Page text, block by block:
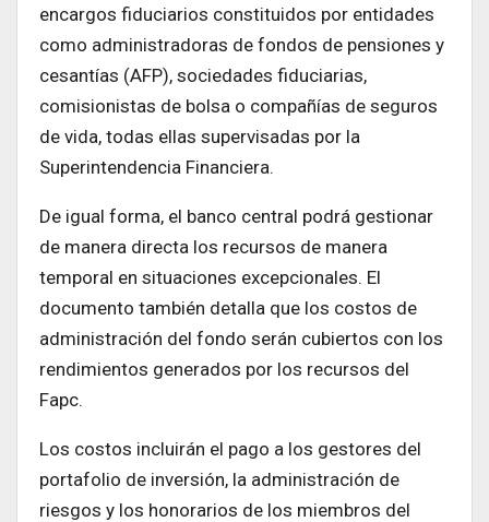
encargos fiduciarios constituidos por entidades
como administradoras de fondos de pensiones y
cesantías (AFP), sociedades fiduciarias,
comisionistas de bolsa o compañías de seguros
de vida, todas ellas supervisadas por la
Superintendencia Financiera.
De igual forma, el banco central podrá gestionar
de manera directa los recursos de manera
temporal en situaciones excepcionales. El
documento también detalla que los costos de
administración del fondo serán cubiertos con los
rendimientos generados por los recursos del
Fapc.
Los costos incluirán el pago a los gestores del
portafolio de inversión, la administración de
riesgos y los honorarios de los miembros del